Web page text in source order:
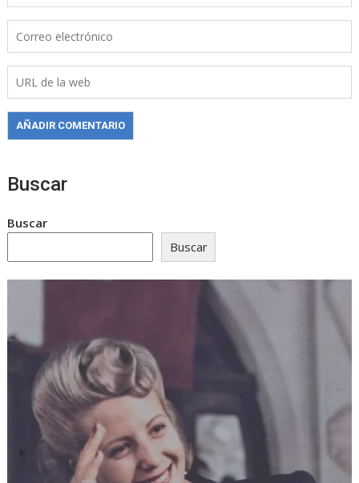
Buscar
Buscar
Buscar